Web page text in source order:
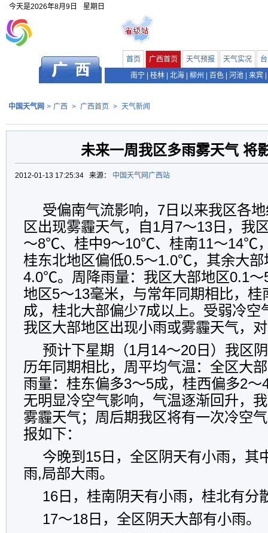
今天是2026年8月9日 星期日
首页 广西首页 天气预报 天气实况
南宁
桂林 北海 柳州 百色 河池 来宾
中国天气网 > 广西 > 广西首页 > 天气新闻
未来一周我区多雨雾天气 将
2012-01-13 17:25:34 来源： 中国天气网广西站
受偏南气流影响，7日以来我区各
区出现雾霾天气，自1月7～13日，我
～8℃、桂中9～10℃、桂南11～14℃
桂东北地区偏低0.5～1.0℃，其余大部
4.0℃。周降雨量：我区大部地区0.1～
地区5～13毫米，与常年同期相比，桂
成，桂北大部偏少7成以上。受弱冷空
我区大部地区出现小雨或雾霾天气，
预计下星期（1月14～20日）我区
历年同期相比，周平均气温：全区大
雨量：桂东偏多3～5成，桂西偏多2～
无明显冷空气影响，气温逐渐回升，
雾霾天气；周后期我区将有一次冷空
报如下：
今晚到15日，全区阴天有小雨，其
雨,局部大雨。
16日，桂南阴天有小雨，桂北有分
17～18日，全区阴天大部有小雨。